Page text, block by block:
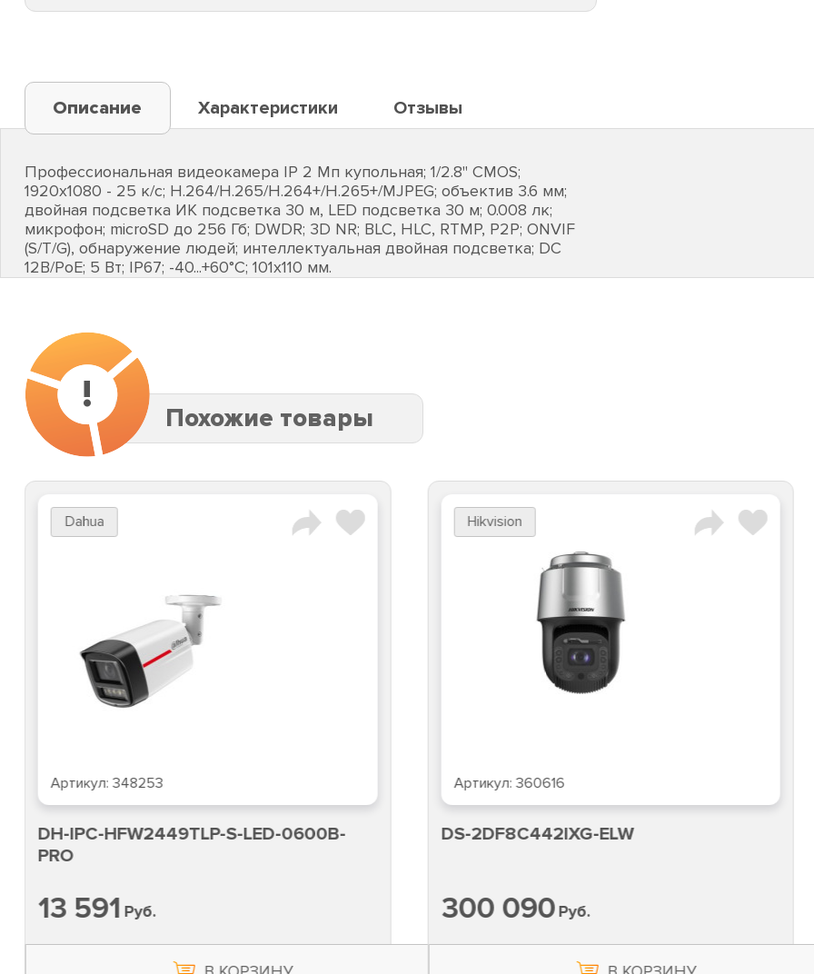
Описание Характеристики Отзывы
Профессиональная видеокамера IP 2 Мп купольная; 1/2.8" CMOS;
1920х1080 - 25 к/с; H.264/H.265/H.264+/H.265+/MJPEG; объектив 3.6 мм;
двойная подсветка ИК подсветка 30 м, LED подсветка 30 м; 0.008 лк;
микрофон; microSD до 256 Гб; DWDR; 3D NR; BLC, HLC, RTMP, P2P; ONVIF
(S/T/G), обнаружение людей; интеллектуальная двойная подсветка; DC
12В/PoE; 5 Вт; IP67; -40...+60°C; 101х110 мм.
!
Похожие товары
Dahua
Артикул:348253
DH-IPC-HFW2449TLP-S-LED-0600B-
PRO
13 591 Руб.
Hikvision
Артикул:360616
DS-2DF8C442IXG-ELW
300 090Руб.